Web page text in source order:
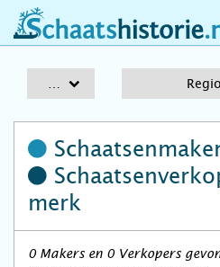
schaatshistorie.nl
merk
0 Makers en 0 Verkopers